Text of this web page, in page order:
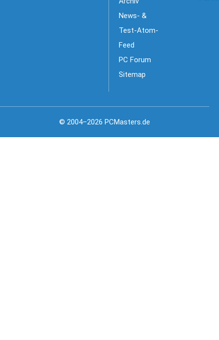
News- &
Test-Atom-
Feed
PC Forum
Sitemap
© 2004–2026 PCMasters.de